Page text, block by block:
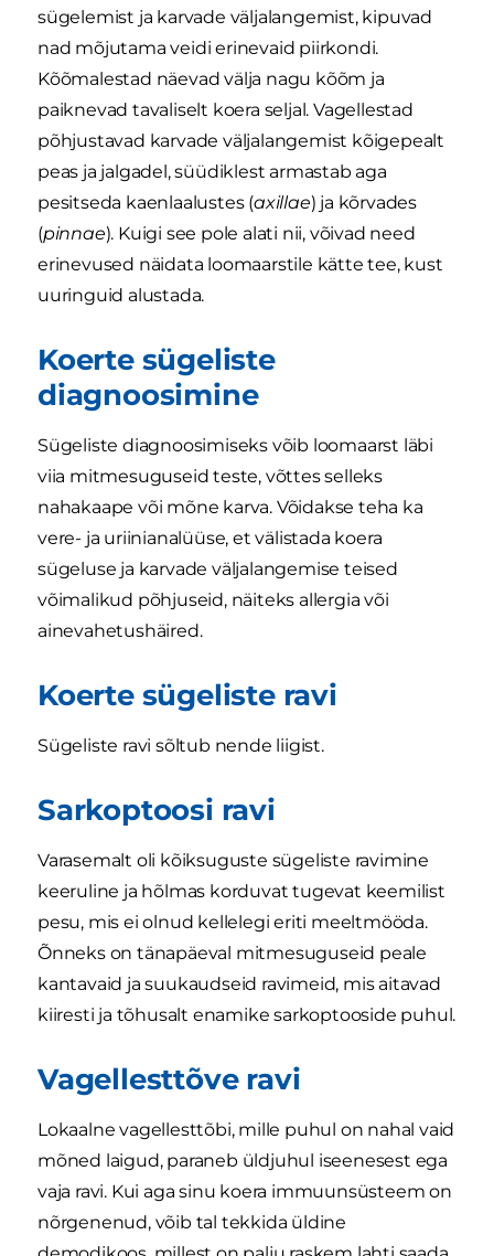
sügelemist ja karvade väljalangemist, kipuvad
nad mõjutama veidi erinevaid piirkondi.
Kõõmalestad näevad välja nagu kõõm ja
paiknevad tavaliselt koera seljal. Vagellestad
põhjustavad karvade väljalangemist kõigepealt
peas ja jalgadel, süüdiklest armastab aga
pesitseda kaenlaalustes (axillae) ja kõrvades
(pinnae). Kuigi see pole alati nii, võivad need
erinevused näidata loomaarstile kätte tee, kust
uuringuid alustada.
Koerte sügeliste
diagnoosimine
Sügeliste diagnoosimiseks võib loomaarst läbi
viia mitmesuguseid teste, võttes selleks
nahakaape või mõne karva. Võidakse teha ka
vere- ja uriinianalüüse, et välistada koera
sügeluse ja karvade väljalangemise teised
võimalikud põhjuseid, näiteks allergia või
ainevahetushäired.
Koerte sügeliste ravi
Sügeliste ravi sõltub nende liigist.
Sarkoptoosi ravi
Varasemalt oli kõiksuguste sügeliste ravimine
keeruline ja hõlmas korduvat tugevat keemilist
pesu, mis ei olnud kellelegi eriti meeltmööda.
Õnneks on tänapäeval mitmesuguseid peale
kantavaid ja suukaudseid ravimeid, mis aitavad
kiiresti ja tõhusalt enamike sarkoptooside puhul.
Vagellesttõve ravi
Lokaalne vagellesttõbi, mille puhul on nahal vaid
mõned laigud, paraneb üldjuhul iseenesest ega
vaja ravi. Kui aga sinu koera immuunsüsteem on
nõrgenenud, võib tal tekkida üldine